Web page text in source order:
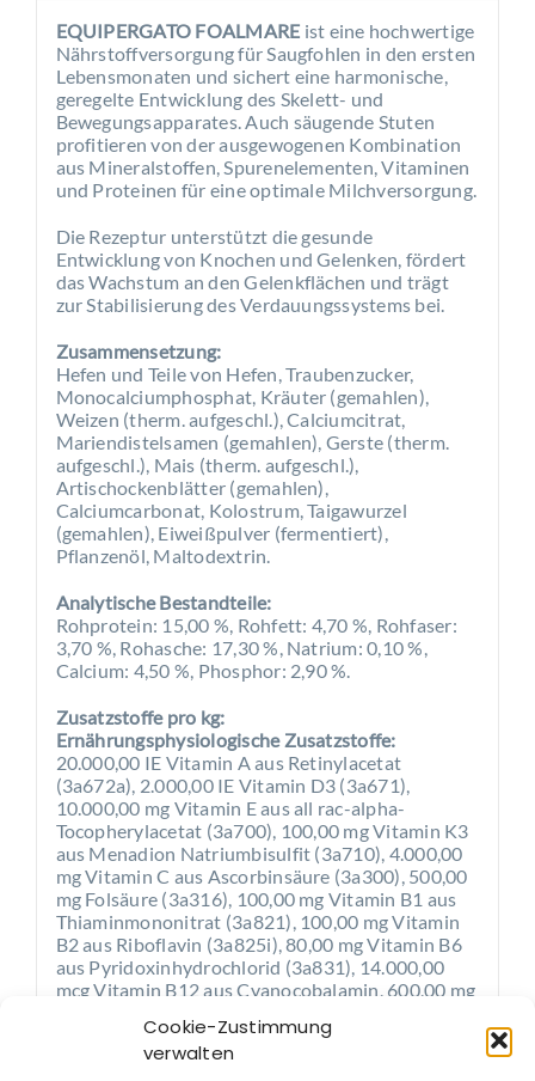
Cookie-Zustimmung
verwalten
EQUIPERGATO FOALMARE ist eine hochwertige
Nährstoffversorgung für Saugfohlen in den ersten
Lebensmonaten und sichert eine harmonische,
geregelte Entwicklung des Skelett- und
Bewegungsapparates. Auch säugende Stuten
profitieren von der ausgewogenen Kombination
aus Mineralstoffen, Spurenelementen, Vitaminen
und Proteinen für eine optimale Milchversorgung.
Die Rezeptur unterstützt die gesunde
Entwicklung von Knochen und Gelenken, fördert
das Wachstum an den Gelenkflächen und trägt
zur Stabilisierung des Verdauungssystems bei.
Zusammensetzung:
Hefen und Teile von Hefen, Traubenzucker,
Monocalciumphosphat, Kräuter (gemahlen),
Weizen (therm. aufgeschl.), Calciumcitrat,
Mariendistelsamen (gemahlen), Gerste (therm.
aufgeschl.), Mais (therm. aufgeschl.),
Artischockenblätter (gemahlen),
Calciumcarbonat, Kolostrum, Taigawurzel
(gemahlen), Eiweißpulver (fermentiert),
Pflanzenöl, Maltodextrin.
Analytische Bestandteile:
Rohprotein: 15,00 %, Rohfett: 4,70 %, Rohfaser:
3,70 %, Rohasche: 17,30 %, Natrium: 0,10 %,
Calcium: 4,50 %, Phosphor: 2,90 %.
Zusatzstoffe pro kg:
Ernährungsphysiologische Zusatzstoffe:
20.000,00 IE Vitamin A aus Retinylacetat
(3a672a), 2.000,00 IE Vitamin D3 (3a671),
10.000,00 mg Vitamin E aus all rac-alpha-
Tocopherylacetat (3a700), 100,00 mg Vitamin K3
aus Menadion Natriumbisulfit (3a710), 4.000,00
mg Vitamin C aus Ascorbinsäure (3a300), 500,00
mg Folsäure (3a316), 100,00 mg Vitamin B1 aus
Thiaminmononitrat (3a821), 100,00 mg Vitamin
B2 aus Riboflavin (3a825i), 80,00 mg Vitamin B6
aus Pyridoxinhydrochlorid (3a831), 14.000,00
mcg Vitamin B12 aus Cyanocobalamin, 600,00 mg
(3a160a), 350,00 mg Eisen aus Eisen(II)
Glycinchelat-Hydrat (3b108), 250,00 mg Kupfer